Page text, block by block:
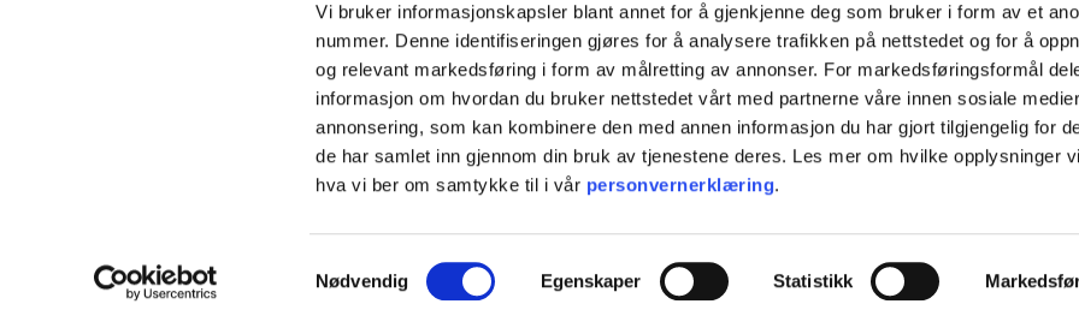
Vi bruker informasjonskapsler blant annet for å gjenkjenne deg som bruker i form av et
nummer. Denne identifiseringen gjøres for å analysere trafikken på nettstedet og for å
og relevant markedsføring i form av målretting av annonser. For markedsføringsformål
informasjon om hvordan du bruker nettstedet vårt med partnerne våre innen sosiale
annonsering, som kan kombinere den med annen informasjon du har gjort tilgjengelig for
de har samlet inn gjennom din bruk av tjenestene deres. Les mer om hvilke opplysninger
hva vi ber om samtykke til i vår personvernerklæring.
Samtykkevalg
Nødvendig Egenskaper Statistikk
MELD DEG PÅ NYHETSBREVET VÅRT